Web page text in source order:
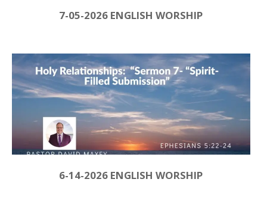
7-05-2026 ENGLISH WORSHIP
6-14-2026 ENGLISH WORSHIP